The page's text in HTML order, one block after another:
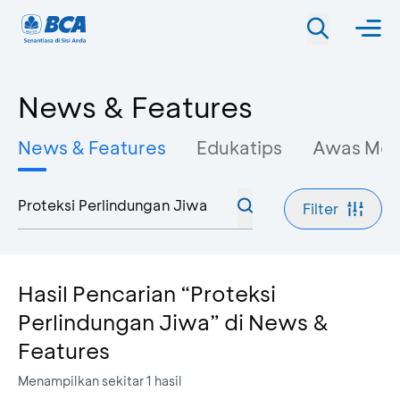
News & Features
News & Features Edukatips Awas
Filter
Hasil Pencarian “Proteksi
Perlindungan Jiwa” di News &
Features
Menampilkan sekitar1 hasil